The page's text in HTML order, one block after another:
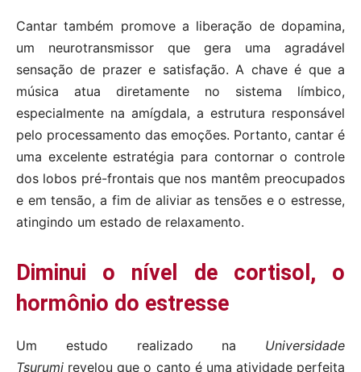
Cantar também promove a liberação de dopamina,
um neurotransmissor que gera uma agradável
sensação de prazer e satisfação. A chave é que a
música atua diretamente no sistema límbico,
especialmente na amígdala, a estrutura responsável
pelo processamento das emoções. Portanto, cantar é
uma excelente estratégia para contornar o controle
dos lobos pré-frontais que nos mantêm preocupados
e em tensão, a fim de aliviar as tensões e o estresse,
atingindo um estado de relaxamento.
Diminui o nível de cortisol, o
hormônio do estresse
Um estudo realizado na Universidade
Tsurumi revelou que o canto é uma atividade perfeita